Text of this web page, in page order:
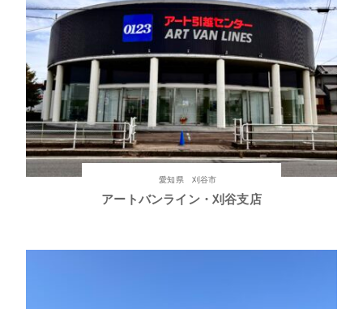
愛知県 刈谷市
アートバンライン・刈谷支店